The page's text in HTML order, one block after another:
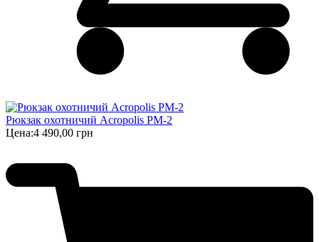
Рюкзак охотничий Acropolis РМ-2
Цена:4 490,00 грн